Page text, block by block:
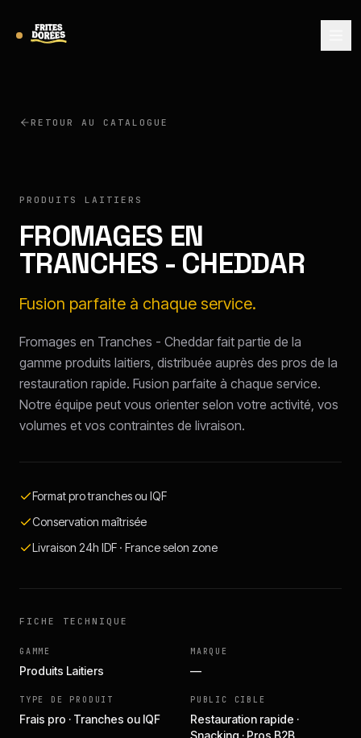
RETOUR AU CATALOGUE
PRODUITS LAITIERS
FROMAGES EN
TRANCHES - CHEDDAR
Fusion parfaite à chaque service.
Fromages en Tranches - Cheddar fait partie de la
gamme produits laitiers, distribuée auprès des pros de la
restauration rapide. Fusion parfaite à chaque service.
Notre équipe peut vous orienter selon votre activité, vos
volumes et vos contraintes de livraison.
Format pro tranches ou IQF
Conservation maîtrisée
Livraison 24h IDF · France selon zone
FICHE TECHNIQUE
GAMME
Produits Laitiers
MARQUE
—
TYPE DE PRODUIT
Frais pro · Tranches ou IQF
PUBLIC CIBLE
Restauration rapide ·
Snacking · Pros B2B